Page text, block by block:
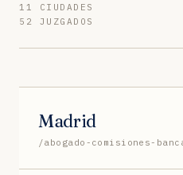
11 CIUDADES
52 JUZGADOS
Madrid
/abogado-comisiones-